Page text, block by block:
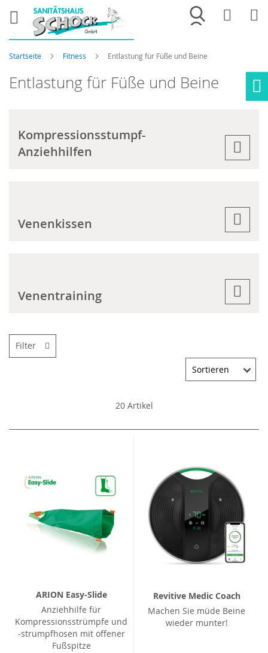
Merkliste
Startseite Fitness Entlastung für Füße und Beine
Entlastung für Füße und Beine
Kompressionsstumpf-
Anziehhilfen
Venenkissen
Venentraining
20Artikel
ARION Easy-Slide
Anziehhilfe für
Kompressionsstrümpfe und
-strumpfhosen mit offener
Fußspitze
Revitive Medic Coach
Machen Sie müde Beine
wieder munter!
Filter